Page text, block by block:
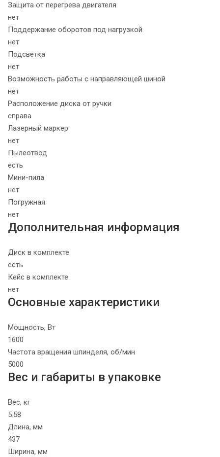
Защита от перегрева двигателя
нет
Поддержание оборотов под нагрузкой
нет
Подсветка
нет
Возможность работы с направляющей шиной
нет
Расположение диска от ручки
справа
Лазерный маркер
нет
Пылеотвод
есть
Мини-пила
нет
Погружная
нет
Дополнительная информация
Диск в комплекте
есть
Кейс в комплекте
нет
Основные характеристики
Мощность, Вт
1600
Частота вращения шпинделя, об/мин
5000
Вес и габариты в упаковке
Вес, кг
5.58
Длина, мм
437
Ширина, мм